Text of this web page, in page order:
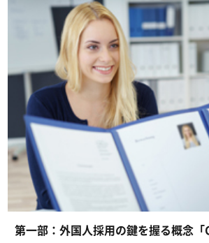
第一部：外国人採用の鍵を握る概念「